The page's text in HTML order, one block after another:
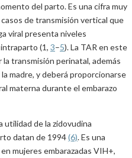
del parto. Es una cifra muy
de transmisión vertical que
viral presenta niveles
(1, 3–5). La TAR en este
transmisión perinatal, además
madre, y deberá proporcionarse
materna durante el embarazo
utilidad de la zidovudina
datan de 1994(6). Es una
mujeres embarazadas VIH+,